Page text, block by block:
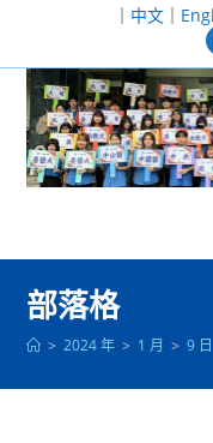
至
｜ 中文｜
部落格
> 2024 年 > 1 月 > 9 日